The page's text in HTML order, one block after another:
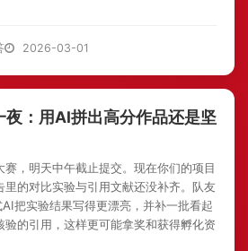
2026-03-01
夜：用AI拼出高分作品还是坚
，明天中午截止提交。现在你们的项目
里的对比实验与引用文献还没补齐。队友
把实验结果写得更漂亮，并补一批看起
的引用，这样更可能拿奖和获得孵化资